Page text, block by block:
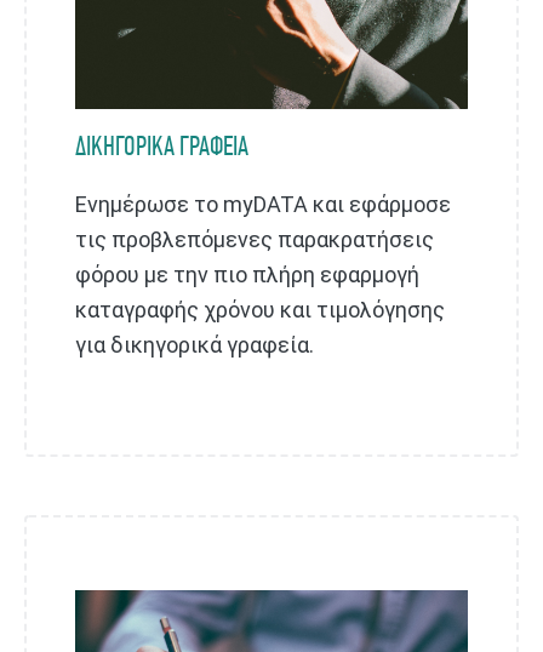
ΔΙΚΗΓΟΡΙΚΑ ΓΡΑΦΕΙΑ
Ενημέρωσε το myDATA και εφάρμοσε
τις προβλεπόμενες παρακρατήσεις
φόρου με την πιο πλήρη εφαρμογή
καταγραφής χρόνου και τιμολόγησης
για δικηγορικά γραφεία.